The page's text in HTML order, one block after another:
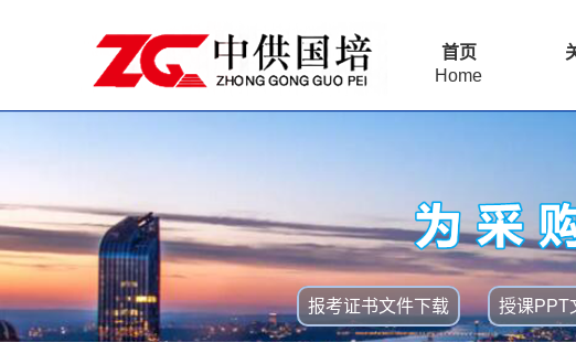
首页
Home
报考证书文件下载 授课PPT